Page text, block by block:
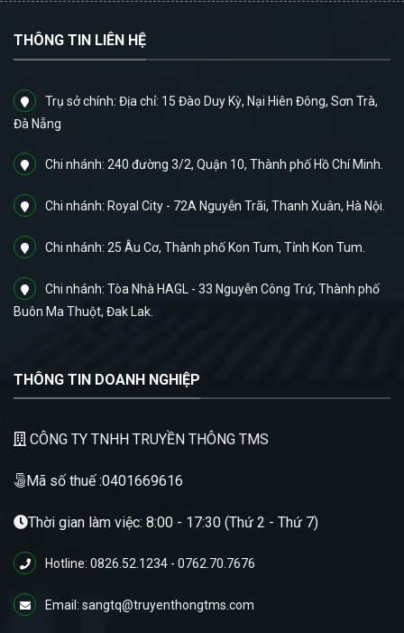
THÔNG TIN LIÊN HỆ
Trụ sở chính: Địa chỉ: 15 Đào Duy Kỳ, Nại Hiên Đông, Sơn Trà,
Đà Nẵng
Chi nhánh: 240 đường 3/2, Quận 10, Thành phố Hồ Chí Minh.
Chi nhánh: Royal City - 72A Nguyễn Trãi, Thanh Xuân, Hà Nội.
Chi nhánh: 25 Âu Cơ, Thành phố Kon Tum, Tỉnh Kon Tum.
Chi nhánh: Tòa Nhà HAGL - 33 Nguyễn Công Trứ, Thành phố
Buôn Ma Thuột, Đak Lak.
THÔNG TIN DOANH NGHIỆP
CÔNG TY TNHH TRUYỀN THÔNG TMS
Mã số thuế :0401669616
Thời gian làm việc: 8:00 - 17:30 (Thứ 2 - Thứ 7)
Hotline: 0826.52.1234 - 0762.70.7676
Email: sangtq@truyenthongtms.com